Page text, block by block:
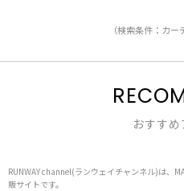
（検索条件：カー
おすすめ
RUNWAY channel(ランウェイチャンネル)は、
販サイトです。